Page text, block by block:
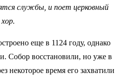
службы, и поет церковный
хор.
еще в 1124 году, однако
Собор восстановили, но уже в
некоторое время его захватили